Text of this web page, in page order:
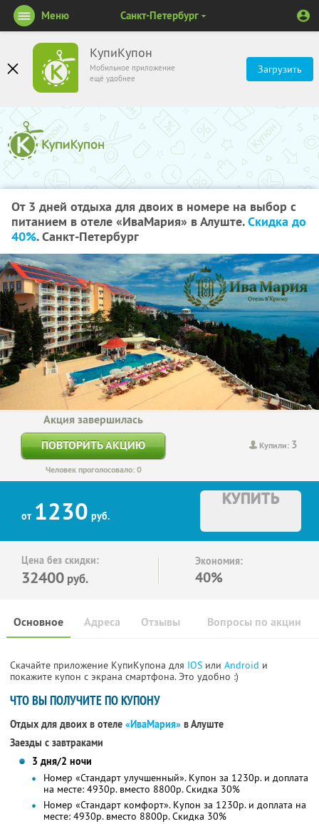
КупиКупон
Мобильное приложение
ещё удобнее
Загрузить
Меню Санкт-Петербург
От 3 дней отдыха для двоих в номере на выбор с
питанием в отеле «ИваМария» в Алуште.Скидка до
40%. Санкт-Петербург
Купили: 3
Акция завершилась
ПОВТОРИТЬ АКЦИЮ
Человек проголосовало: 0
от 1230 руб.
КУПИТЬ
Цена без скидки:
32400 руб.
Экономия:
40%
Основное Отзывы Вопросы по акции
Адреса
Скачайте приложение КупиКупона для IOS или Android и
покажите купон с экрана смартфона. Это удобно :)
ЧТО ВЫ ПОЛУЧИТЕ ПО КУПОНУ
Отдых для двоих в отеле «ИваМария» в Алуште
Заезды с завтраками
3 дня/2 ночи
Номер «Стандарт улучшенный». Купон за 1230р. и доплата
на месте: 4930р. вместо 8800р. Скидка 30%
Номер «Стандарт комфорт». Купон за 1230р. и доплата на
месте: 4930р. вместо 8800р. Скидка 30%